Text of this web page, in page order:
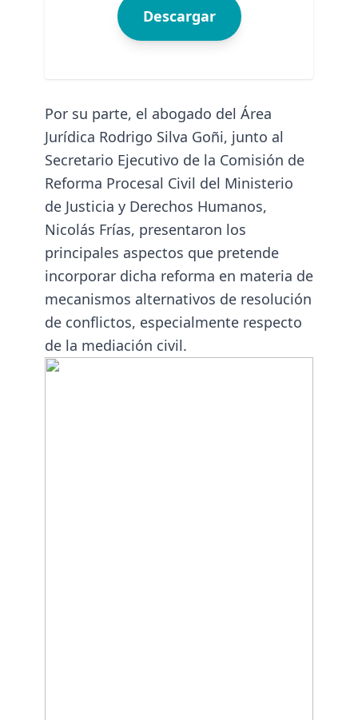
Descargar
Por su parte, el abogado del Área
Jurídica Rodrigo Silva Goñi, junto al
Secretario Ejecutivo de la Comisión de
Reforma Procesal Civil del Ministerio
de Justicia y Derechos Humanos,
Nicolás Frías, presentaron los
principales aspectos que pretende
incorporar dicha reforma en materia de
mecanismos alternativos de resolución
de conflictos, especialmente respecto
de la mediación civil.